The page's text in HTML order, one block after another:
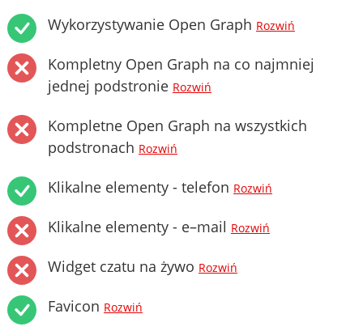
Wykorzystywanie Open Graph Rozwiń
Kompletny Open Graph na co najmniej
jednej podstronie Rozwiń
Kompletne Open Graph na wszystkich
podstronach Rozwiń
Klikalne elementy - telefon Rozwiń
Klikalne elementy - e–mail Rozwiń
Widget czatu na żywo Rozwiń
Favicon Rozwiń